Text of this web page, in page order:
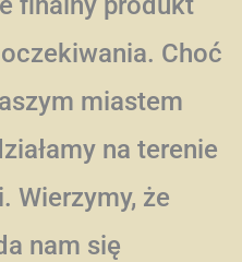
Choć
miastem
na terenie
Wierzymy, że
nam się